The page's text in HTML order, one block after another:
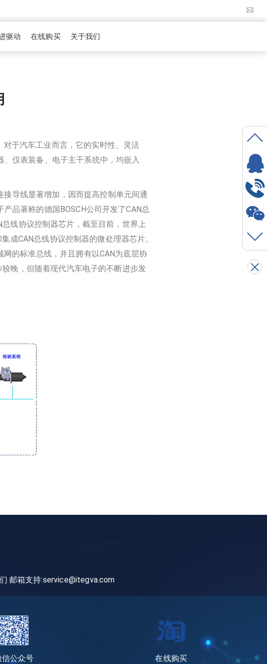
驱动 在线购买 关于我们
于汽车工业而言，它的实时性、灵活
仪表装备、电子主干系统中，均嵌入
导线显著增加，因而提高控制单元间通
品著称的德国BOSCH公司开发了CAN总
线协议控制器芯片，截至目前，世界上
成CAN总线协议控制器的微处理器芯片。
的标准总线，并且拥有以CAN为底层协
晚，但随着现代汽车电子的不断进步发
邮箱支持:service@itegva.com
信公众号 在线购买